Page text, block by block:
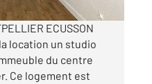
ECUSSON
location un studio
du centre
Ce logement est